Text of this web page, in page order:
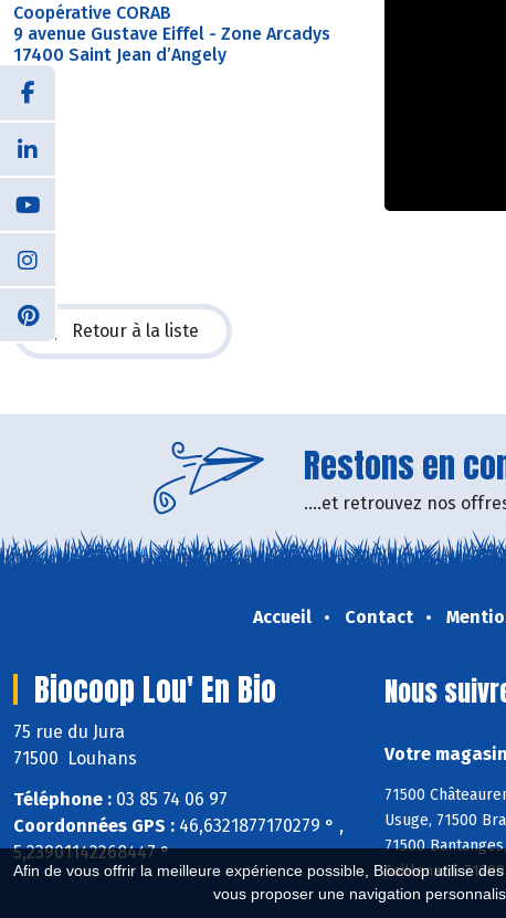
Afin de vous offrir la meilleure expérience possible, Biocoop utilise
vous proposer une navigation
Coopérative CORAB
9 avenue Gustave Eiffel - Zone Arcadys
17400 Saint Jean d’Angely
Retour à la liste
Restons en
....et retrouvez nos
Accueil Contact
Biocoop Lou' En Bio
75 rue du Jura
71500 Louhans
Téléphone : 03 85 74 06 97
Coordonnées GPS : 46,6321877170279 ° ,
5,23901142268447 °
Nous
Votre
71500
Usuge, 71500
71500
Saillenard,